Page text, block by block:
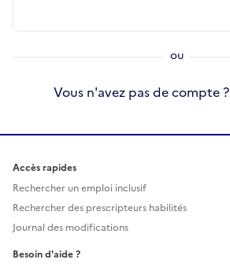
Vous n'avez pas de compte ?
Accès rapides
Rechercher un emploi inclusif
Rechercher des prescripteurs habilités
Journal des modifications
Besoin d'aide ?